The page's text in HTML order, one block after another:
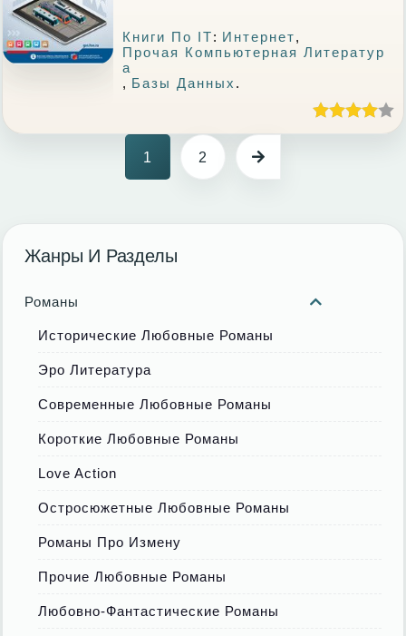
Книги По IT: Интернет,
Прочая Компьютерная Литератур
А
, Базы Данных .
1 2
Жанры И Разделы
Романы
Исторические Любовные Романы
Эро Литература
Современные Любовные Романы
Короткие Любовные Романы
Love Action
Остросюжетные Любовные Романы
Романы Про Измену
Прочие Любовные Романы
Любовно-Фантастические Романы